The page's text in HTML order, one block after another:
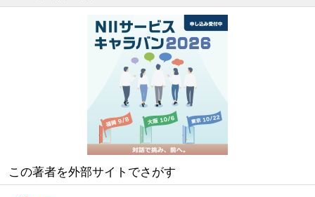
この著者を外部サイトでさがす